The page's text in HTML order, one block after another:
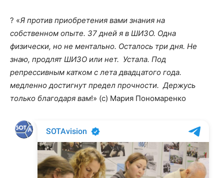
? «Я против приобретения вами знания на
собственном опыте. 37 дней я в ШИЗО. Одна
физически, но не ментально. Осталось три дня. Не
знаю, продлят ШИЗО или нет. Устала. Под
репрессивным катком с лета двадцатого года.
медленно достигнут предел прочности. Держусь
только благодаря вам!» (с) Мария Пономаренко